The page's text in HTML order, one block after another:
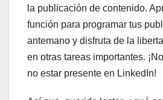
la publicación de contenido.
función para programar tus
antemano y disfruta de la
en otras tareas importantes.
no estar presente en LinkedIn!